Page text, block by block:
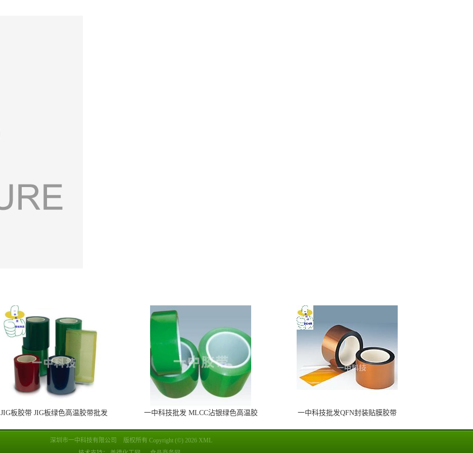
JIG板胶带 JIG板绿色高温胶带批发 一中科技批发 MLCC沾银绿色高温胶 一中科技批发QFN封装贴膜胶带
深圳市一中科技有限公司 版权所有 Copyright (©) 2026 XML